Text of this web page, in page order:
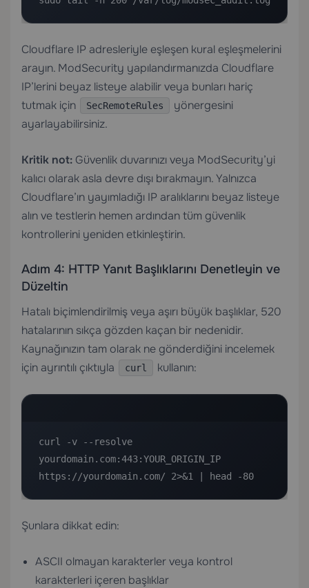
Cloudflare IP adresleriyle eşleşen kural eşleşmelerini
arayın. ModSecurity yapılandırmanızda Cloudflare
IP’lerini beyaz listeye alabilir veya bunları hariç
tutmak için
SecRemoteRules
yönergesini
ayarlayabilirsiniz.
Kritik not: Güvenlik duvarınızı veya ModSecurity’yi
kalıcı olarak asla devre dışı bırakmayın. Yalnızca
Cloudflare’ın yayımladığı IP aralıklarını beyaz listeye
alın ve testlerin hemen ardından tüm güvenlik
kontrollerini yeniden etkinleştirin.
Adım 4: HTTP Yanıt Başlıklarını Denetleyin ve
Düzeltin
Hatalı biçimlendirilmiş veya aşırı büyük başlıklar, 520
hatalarının sıkça gözden kaçan bir nedenidir.
Kaynağınızın tam olarak ne gönderdiğini incelemek
için ayrıntılı çıktıyla
curl kullanın:
curl -v --resolve
yourdomain.com:443:YOUR_ORIGIN_IP
https://yourdomain.com/ 2>&1 | head -80
Şunlara dikkat edin:
ASCII olmayan karakterler veya kontrol
karakterleri içeren başlıklar